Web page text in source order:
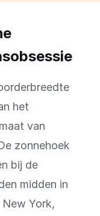
het
van
zonnehoek
bij de
midden in
York,